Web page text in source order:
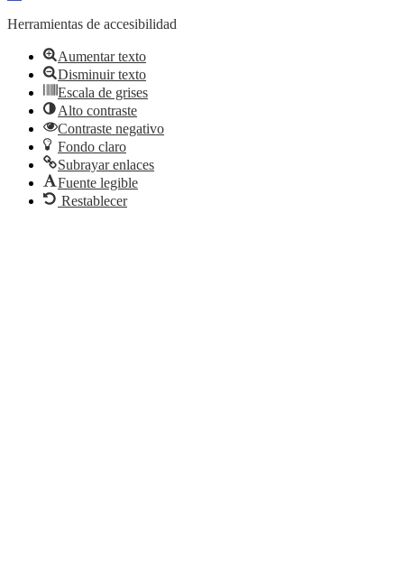
de
Herramientas de accesibilidad
Aumentar texto
Disminuir texto
Escala de grises
Alto contraste
Contraste negativo
Fondo claro
Subrayar enlaces
Fuente legible
Restablecer